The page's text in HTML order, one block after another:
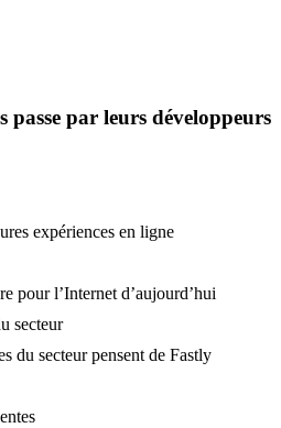
passe par leurs développeurs
expériences en ligne
pour l’Internet d’aujourd’hui
secteur
du secteur pensent de Fastly